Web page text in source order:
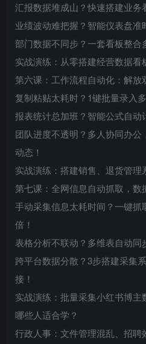
汇报数据堆成山？快速搭建业务
业绩波动难把握？智能仪表盘准
部门数据不同步？一套看板整合
实战演练：从零搭建经营数据看
第六课：工作流程自动化：解放
复制粘贴太耗时？1键批量录入
报表统计总加班？智能公式自动
团队进度不透明？多人协同办
动态！
实战演练：搭建销售、退货管理
第七课：全网信息自动抓取，
手动采集信息太耗时间？一键抓
倍！
表格分析不联动？多维表自动同
跨平台数据分散？3步搭建采集
接！
实战演练：批量采集小红书博
哪些人适合学？
行政人事：文件管理混乱、招聘